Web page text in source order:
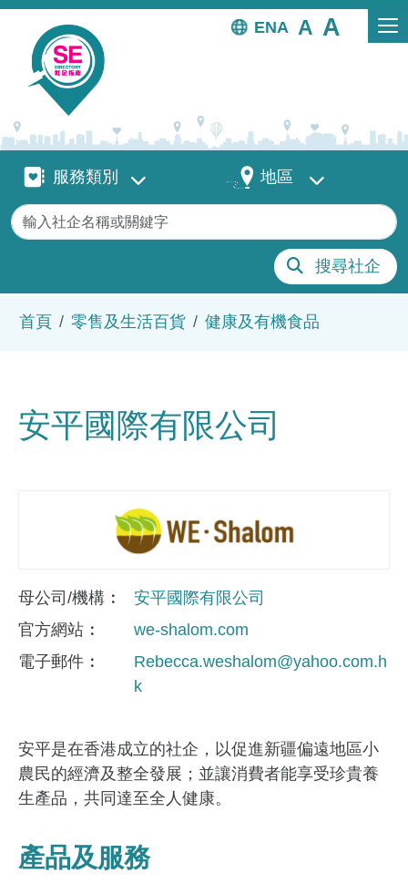
移至主內容
EN
服務類別服務類別 地區 地區
關鍵字
搜尋社企
首頁 零售及生活百貨 健康及有機食品
安平國際有限公司
母公司/機構
安平國際有限公司
官方網站
we-shalom.com
電子郵件
Rebecca.weshalom@yahoo.com.h
k
安平是在香港成立的社企，以促進新疆偏遠地區小
農民的經濟及整全發展；並讓消費者能享受珍貴養
生產品，共同達至全人健康。
產品及服務